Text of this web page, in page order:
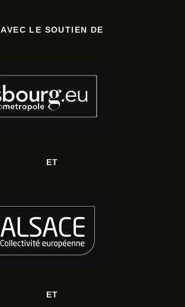
AVEC LE SOUTIEN DE
ET
ET